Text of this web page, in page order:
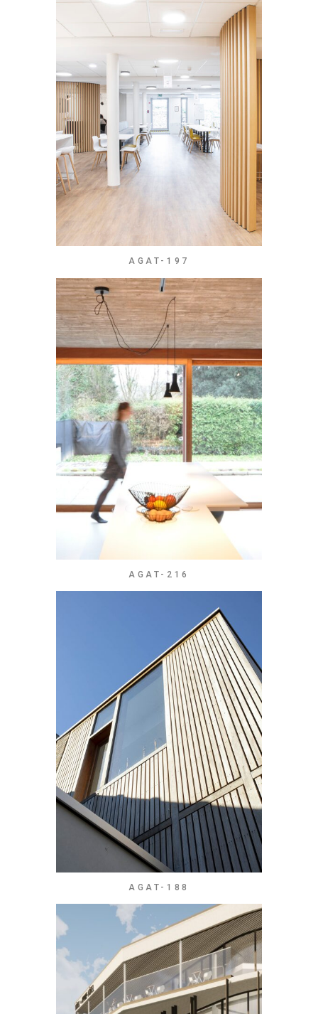
AGAT-197
AGAT-216
AGAT-188